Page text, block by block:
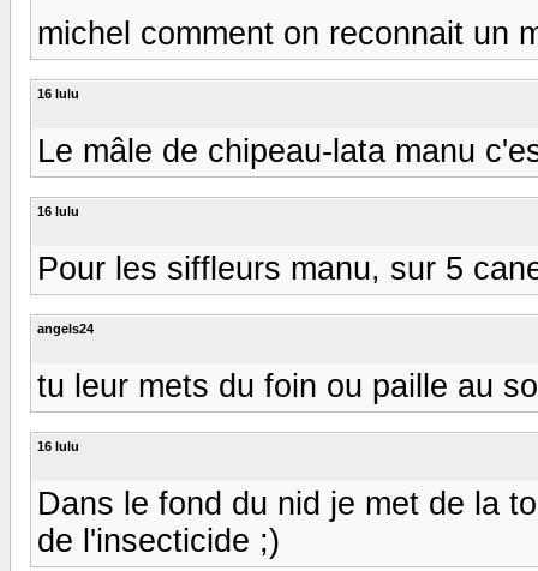
michel comment on reconnait un
16 lulu
Le mâle de chipeau-lata manu
16 lulu
Pour les siffleurs manu, sur 5
angels24
tu leur mets du foin ou paille au
16 lulu
Dans le fond du nid je met de la
de l'insecticide ;)